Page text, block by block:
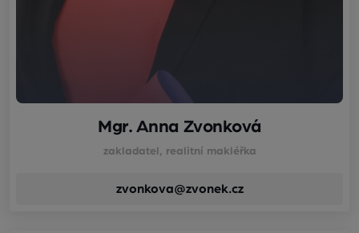
Mgr. Anna Zvonková
zakladatel, realitní makléřka
zvonkova@zvonek.cz